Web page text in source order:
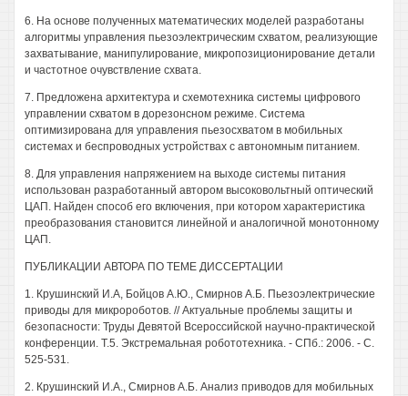
6. На основе полученных математических моделей разработаны
алгоритмы управления пьезоэлектрическим схватом, реализующие
захватывание, манипулирование, микропозиционирование детали
и частотное очувствление схвата.
7. Предложена архитектура и схемотехника системы цифрового
управлении схватом в дорезонсном режиме. Система
оптимизирована для управления пьезосхватом в мобильных
системах и беспроводных устройствах с автономным питанием.
8. Для управления напряжением на выходе системы питания
использован разработанный автором высоковольтный оптический
ЦАП. Найден способ его включения, при котором характеристика
преобразования становится линейной и аналогичной монотонному
ЦАП.
ПУБЛИКАЦИИ АВТОРА ПО ТЕМЕ ДИССЕРТАЦИИ
1. Крушинский И.А, Бойцов А.Ю., Смирнов А.Б. Пьезоэлектрические
приводы для микророботов. // Актуальные проблемы защиты и
безопасности: Труды Девятой Всероссийской научно-практической
конференции. Т.5. Экстремальная робототехника. - СПб.: 2006. - С.
525-531.
2. Крушинский И.А., Смирнов А.Б. Анализ приводов для мобильных